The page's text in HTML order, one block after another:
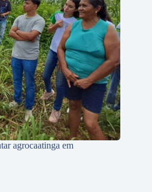
agrocaatinga em